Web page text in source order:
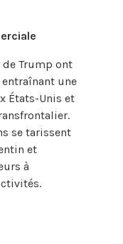
Trump ont
entraînant une
États-Unis et
se tarissent
et
à